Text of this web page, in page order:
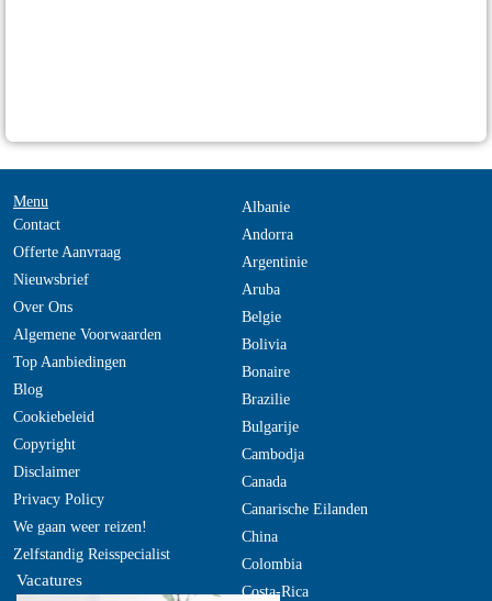
Menu
Contact
Offerte Aanvraag
Nieuwsbrief
Over Ons
Algemene Voorwaarden
Top Aanbiedingen
Blog
Cookiebeleid
Copyright
Disclaimer
Privacy Policy
We gaan weer reizen!
Zelfstandig Reisspecialist
Vacatures
Albanie
Andorra
Argentinie
Aruba
Belgie
Bolivia
Bonaire
Brazilie
Bulgarije
Cambodja
Canada
Canarische Eilanden
China
Colombia
Costa-Rica